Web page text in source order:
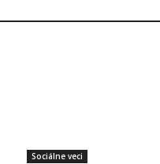
Sociálne veci